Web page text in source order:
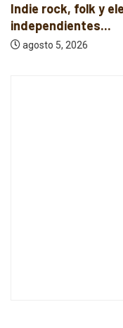
Indie rock, folk y
independientes...
agosto 5, 2026